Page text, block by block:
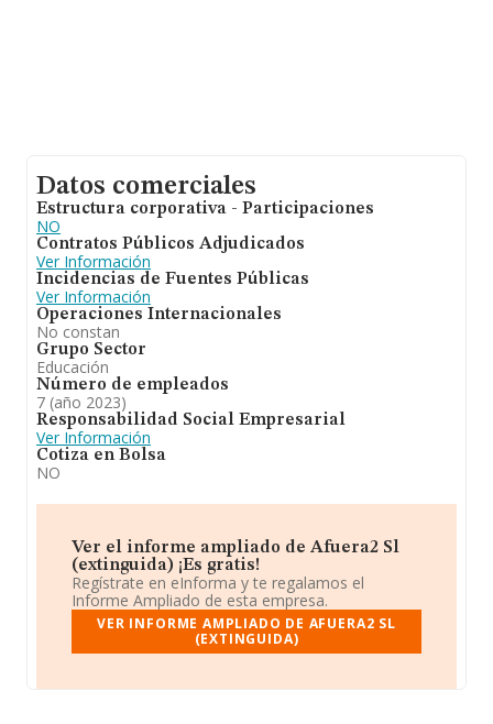
Datos comerciales
Estructura corporativa - Participaciones
NO
Contratos Públicos Adjudicados
Ver Información
Incidencias de Fuentes Públicas
Ver Información
Operaciones Internacionales
No constan
Grupo Sector
Educación
Número de empleados
7 (año 2023)
Responsabilidad Social Empresarial
Ver Información
Cotiza en Bolsa
NO
Ver el informe ampliado de Afuera2 Sl
(extinguida) ¡Es gratis!
Regístrate en eInforma y te regalamos el
Informe Ampliado de esta empresa.
VER INFORME AMPLIADO DE AFUERA2 SL
(EXTINGUIDA)